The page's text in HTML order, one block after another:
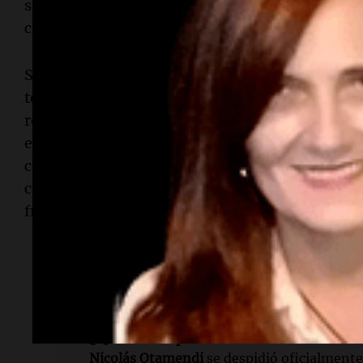
siempre. Gracias por todo, Benfica
". Mientras
carrera,
ya habría tomado una
Según informó el diario portugués A Bola , el
tendría elegido a
para continuar su
resolver su futuro a nivel clubes, el central de
en la
Otamendiafrontará
con la
y buscará conseguir el
consagración en
Qatar 2022 . El camino
frente a
Lectura rápida
¿Quién se despidió del Benfica?
Nicolás Otamendi se despidió